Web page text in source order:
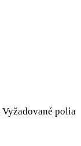
Vyžadované polia